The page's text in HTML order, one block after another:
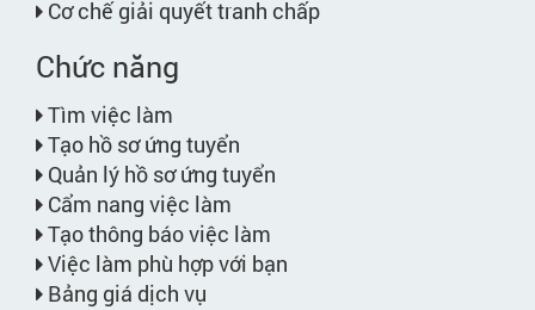
Cơ chế giải quyết tranh chấp
Chức năng
Tìm việc làm
Tạo hồ sơ ứng tuyển
Quản lý hồ sơ ứng tuyển
Cẩm nang việc làm
Tạo thông báo việc làm
Việc làm phù hợp với bạn
Bảng giá dịch vụ